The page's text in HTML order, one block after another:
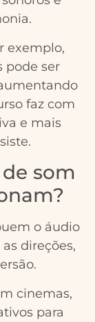
exemplo,
pode ser
faz com
e mais
som
o áudio
direções,
cinemas,
para